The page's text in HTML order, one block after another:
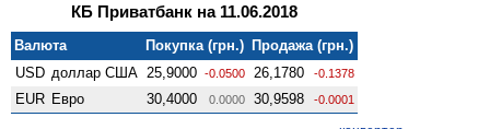
КБ Приватбанк на 11.06.2018
Валюта Покупка (грн.) Продажа (грн.)
USD доллар США 25,9000 -0.0500 26,1780 -0.1378
EUR Евро 30,4000 0.0000 30,9598 -0.0001